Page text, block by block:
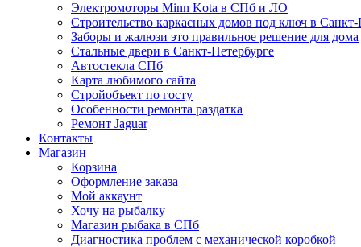
Электромоторы Minn Kota в СПб и ЛО
Строительство каркасных домов под ключ в Санкт-
Заборы и жалюзи это правильное решение для дома
Стальные двери в Санкт-Петербурге
Автостекла СПб
Карта любимого сайта
Стройобъект по госту
Особенности ремонта раздатка
Ремонт Jaguar
Контакты
Магазин
Корзина
Оформление заказа
Мой аккаунт
Хочу на рыбалку
Магазин рыбака в СПб
Диагностика проблем с механической коробкой